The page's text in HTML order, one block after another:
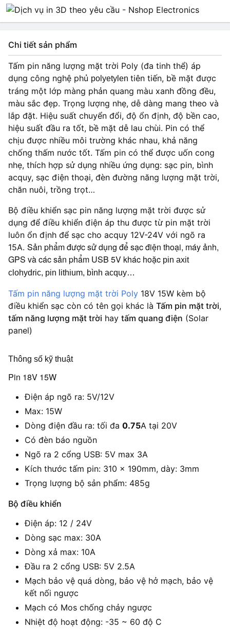
Chi tiết sản phẩm
Tấm pin năng lượng mặt trời Poly (đa tinh thể) áp
dụng công nghệ phủ polyetylen tiên tiến, bề mặt được
tráng một lớp màng phản quang màu xanh đồng đều,
màu sắc đẹp. Trọng lượng nhẹ, dễ dàng mang theo và
lắp đặt. Hiệu suất chuyển đổi, độ ổn định, độ bền cao,
hiệu suất đầu ra tốt, bề mặt dễ lau chùi. Pin có thể
chịu được nhiều môi trường khác nhau, khả năng
chống thấm nước tốt. Tấm pin có thể được uốn cong
nhẹ, thích hợp sử dụng nhiều ứng dụng: sạc pin, bình
acquy, sạc điện thoại, đèn đường năng lượng mặt trời,
chăn nuôi, trồng trọt…
Bộ điều khiển sạc pin năng lượng mặt trời được sử
dụng để điều khiển điện áp thu được từ pin mặt trời
luôn ổn định để sạc cho acquy 12V-24V với ngõ ra
15A. Sản phẩm được sử dụng để sạc điện thoại, máy ảnh,
GPS và các sản phẩm USB 5V khác hoặc pin axit
clohydric, pin lithium, bình acquy…
Tấm pin năng lượng mặt trời Poly 18V 15W kèm bộ
điều khiển sạc còn có tên gọi khác là Tấm pin mặt trời,
tấm năng lượng mặt trời hay tấm quang điện (Solar
panel)
Thông số kỹ thuật
Pin 18V 15W
Điện áp ngõ ra: 5V/12V
Max: 15W
Dòng điện đầu ra: tối đa 0.75A tại 20V
Có đèn báo nguồn
Ngõ ra 2 cổng USB: 5V max 3A
Kích thước tấm pin: 310 x 190mm, dày: 3mm
Trọng lượng bộ sản phẩm: 485g
Bộ điều khiển
Điện áp: 12 / 24V
Dòng sạc max: 30A
Dòng xả max: 10A
Đầu ra 2 cổng USB: 5V 2.5A
Mạch bảo vệ quá dòng, bảo vệ hở mạch, bảo vệ
kết nối ngược
Mạch có Mos chống chảy ngược
Nhiệt độ hoạt động: -35 ~ 60 độ C